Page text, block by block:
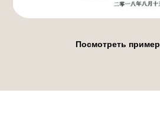
Посмотреть пример